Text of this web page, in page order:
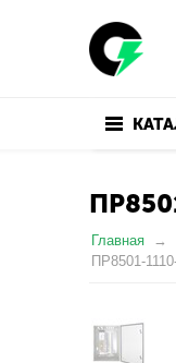
Главная
ПР8501-